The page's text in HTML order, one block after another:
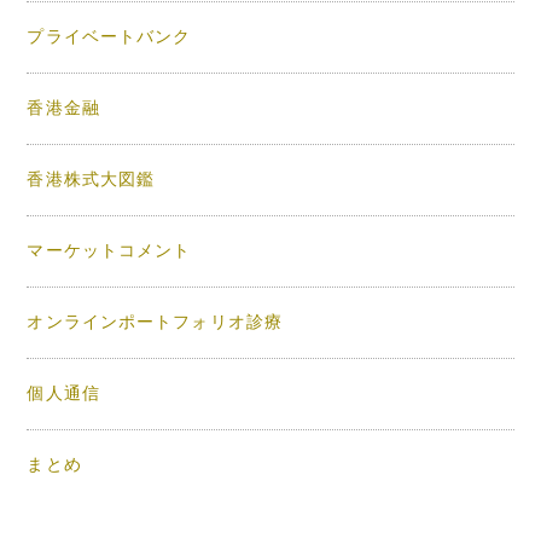
プライベートバンク
香港金融
香港株式大図鑑
マーケットコメント
オンラインポートフォリオ診療
個人通信
まとめ